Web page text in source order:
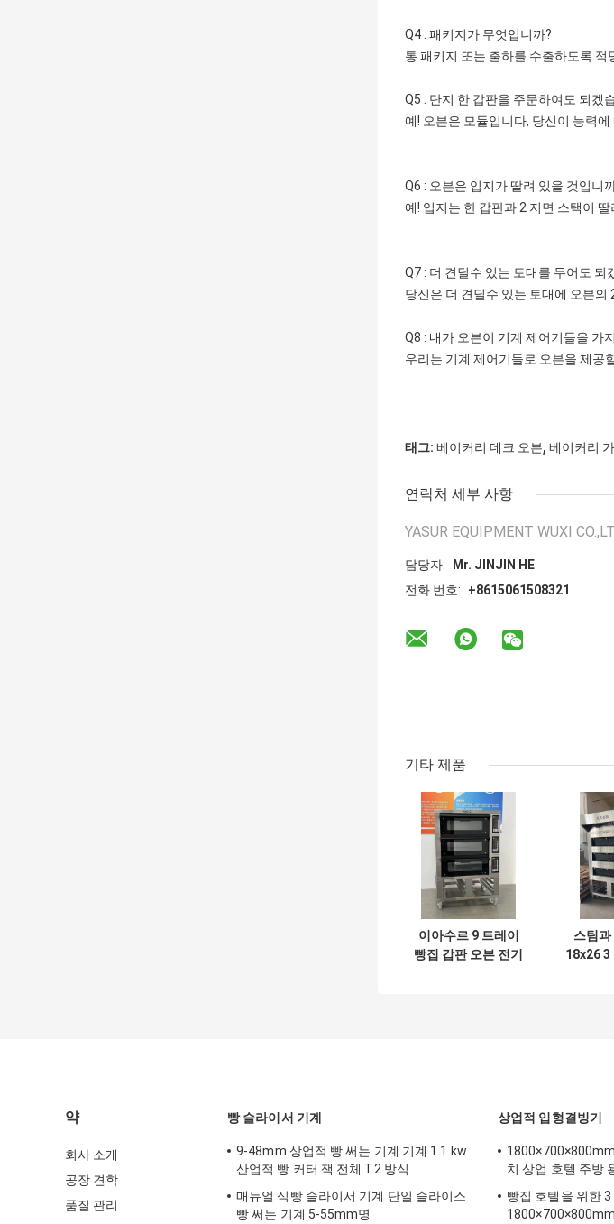
Q4 : 패키지가 무엇입니까?
통 패키지 또는 출하를 수출하도록 적
Q5 : 단지 한 갑판을 주문하여도 되겠
예! 오븐은 모듈입니다, 당신이 능력
Q6 : 오븐은 입지가 딸려 있을 것입니
예! 입지는 한 갑판과 2 지면 스택이 딸
Q7 : 더 견딜수 있는 토대를 두어도
당신은 더 견딜수 있는 토대에 오븐의
Q8 : 내가 오븐이 기계 제어기들을 가
우리는 기계 제어기들로 오븐을 제공
태그: 베이커리 데크 오븐, 베이커리
연락처 세부 사항
YASUR EQUIPMENT WUXI
담당자:
Mr. JINJIN HE
전화 번호:
+8615061508321
기타 제품
이아수르 9 트레이
빵집 갑판 오븐 전기
스팀
18x26 3
약
회사 소개
공장 견학
품질 관리
빵 슬라이서 기계
9-48mm 상업적 빵 써는 기계 기계 1.1 kw
산업적 빵 커터 잭 전체 T2 방식
매뉴얼 식빵 슬라이서 기계 단일 슬라이스
빵 써는 기계 5-55mm명
상업적 입형결빙기
치 상업 호텔 주방
빵집 호텔을 위한